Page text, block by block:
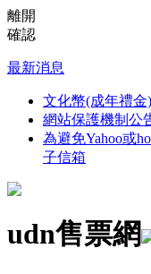
離開
確認
最新消息
文化幣(成年禮
網站保護機制公
為避免Yahoo或
子信箱
udn售票網